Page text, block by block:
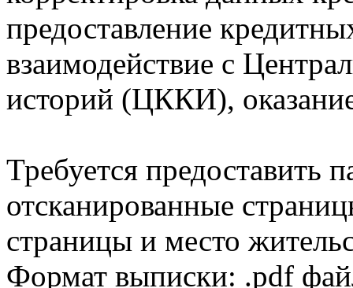
предоставление
взаимодействие с
историй (ЦККИ),
Требуется предоставить
отсканированные
страницы и место
Формат выписки: .pdf